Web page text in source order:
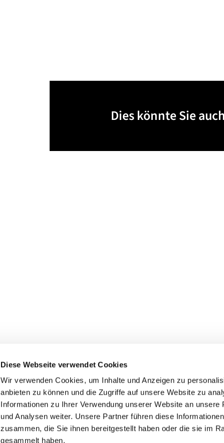
Diese Webseite verwendet Cookies
Wir verwenden Cookies, um Inhalte und Anzeigen zu
anbieten zu können und die Zugriffe auf unsere Website zu
Informationen zu Ihrer Verwendung unserer Website an
und Analysen weiter. Unsere Partner führen diese
zusammen, die Sie ihnen bereitgestellt haben oder die sie im
gesammelt haben.
Dies könnte Sie
Datenschutzerklärung